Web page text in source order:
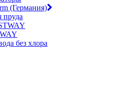
(Германия)
пруда
без хлора